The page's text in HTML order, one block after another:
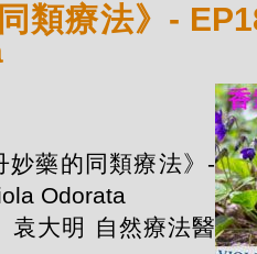
類療法》-
妙藥的同類療法》-
Odorata
袁大明 自然療法醫